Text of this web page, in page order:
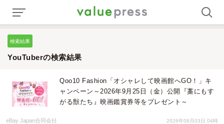
検索結果
YouTuberの検索結果
Qoo10 Fashion「オシャレして映画館へGO！」キ
ャンペーン～2026年9月25日（金）公開『藁にもす
がる獣たち』映画鑑賞券等をプレゼント～
eBay Japan合同会社 2026年08月03日 04時